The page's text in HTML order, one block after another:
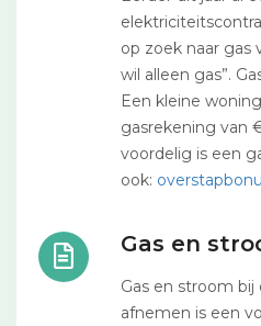
op zoek naar gas
wil alleen gas”.
Een kleine
gasrekening van
voordelig is een
ook:
Gas en
Gas en stroom
afnemen is een